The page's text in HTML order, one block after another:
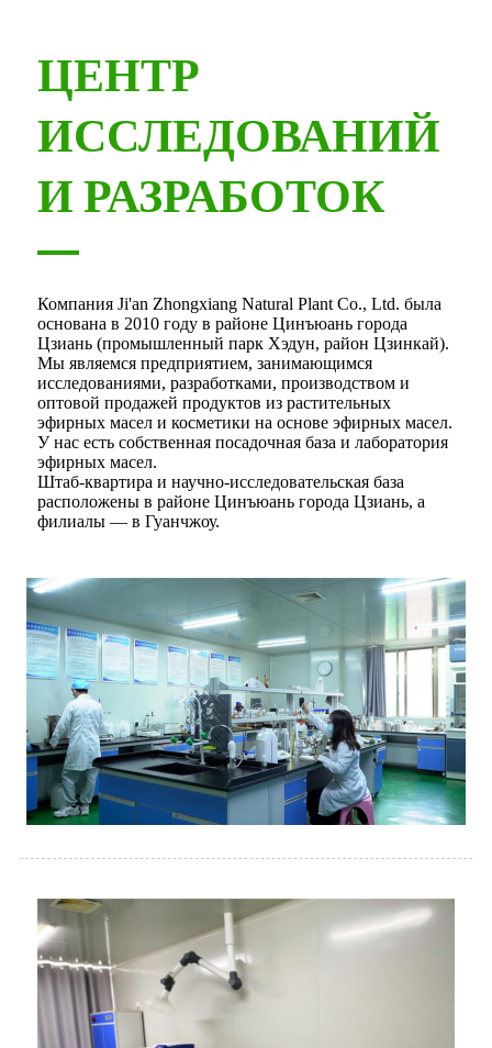
ЦЕНТР
ИССЛЕДОВАНИЙ
И РАЗРАБОТОК
Компания Ji'an Zhongxiang Natural Plant Co., Ltd. была
основана в 2010 году в районе Цинъюань города
Цзиань (промышленный парк Хэдун, район Цзинкай).
Мы являемся предприятием, занимающимся
исследованиями, разработками, производством и
оптовой продажей продуктов из растительных
эфирных масел и косметики на основе эфирных масел.
У нас есть собственная посадочная база и лаборатория
эфирных масел.
Штаб-квартира и научно-исследовательская база
расположены в районе Цинъюань города Цзиань, а
филиалы — в Гуанчжоу.